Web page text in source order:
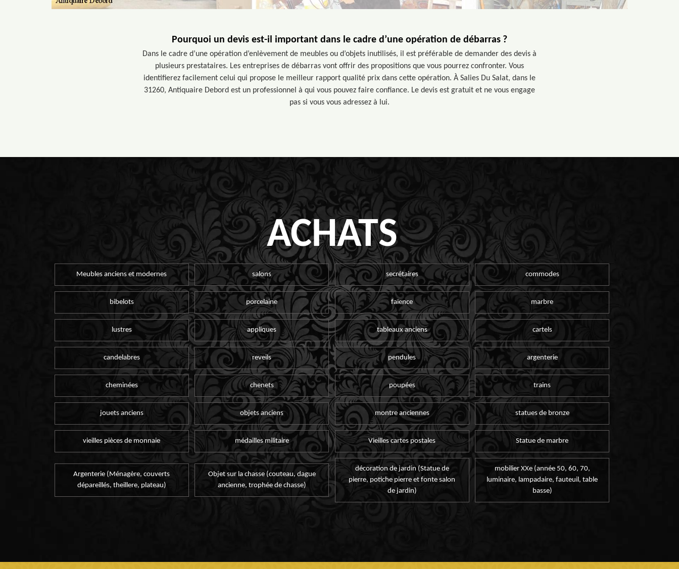
Pourquoi un devis est-il important dans le cadre d’une opération de débarras ?
Dans le cadre d’une opération d’enlèvement de meubles ou d’objets inutilisés, il est préférable de demander des devis à
plusieurs prestataires. Les entreprises de débarras vont offrir des propositions que vous pourrez confronter. Vous
identifierez facilement celui qui propose le meilleur rapport qualité prix dans cette opération. À Salies Du Salat, dans le
31260, Antiquaire Debord est un professionnel à qui vous pouvez faire confiance. Le devis est gratuit et ne vous engage
pas si vous vous adressez à lui.
ACHATS
Meubles anciens et modernes salons secrétaires commodes
bibelots porcelaine faïence marbre
lustres appliques tableaux anciens cartels
candelabres reveils pendules argenterie
cheminées chenets poupées trains
jouets anciens objets anciens montre anciennes statues de bronze
vieilles pièces de monnaie médailles militaire Vieilles cartes postales Statue de marbre
Argenterie (Ménagère, couverts
dépareillés, theillere, plateau)
Objet sur la chasse (couteau, dague
ancienne, trophée de chasse)
décoration de jardin (Statue de
pierre, potiche pierre et fonte salon
de jardin)
mobilier XXe (année 50, 60, 70,
luminaire, lampadaire, fauteuil, table
basse)